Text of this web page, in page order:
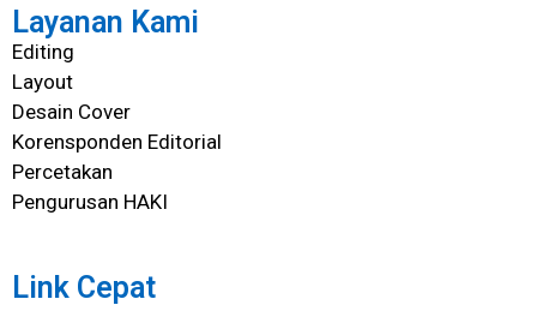
Layanan Kami
Editing
Layout
Desain Cover
Korensponden Editorial
Percetakan
Pengurusan HAKI
Link Cepat